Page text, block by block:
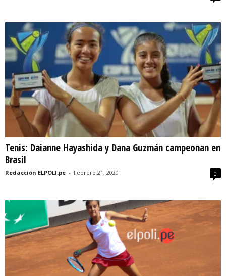
Tenis: Daianne Hayashida y Dana Guzmán campeonan en
Brasil
Redacción ELPOLI.pe - Febrero 21, 2020 0